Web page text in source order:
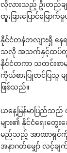
လိုလားသည့် ဦးတည်ချ
ထူးခြား‌ပြောင်‌မြော
နိုင်ငံတနံတလျားရှိ ‌န
သလို အသက်နှင့်ထပ်တူ ထိ
နိုင်ငံတကာ သတင်းစာ
ကိုယ်စားပြုတင်ပြသူ မ
ဖြစ်သည်။
ယ‌နေ့မြန်မာပြည်သည်
များ၏ နိုင်ငံ‌ရေး‌တွေး‌
မည်သည့် အာဏာရှင်ကိုမ
အနာဂတ်‌မျှော် လင့်ချ